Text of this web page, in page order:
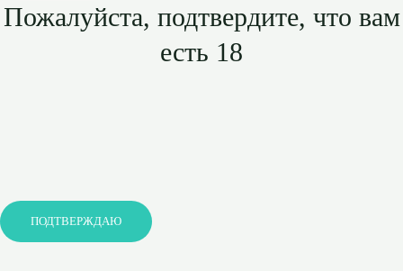
Пожалуйста, подтвердите, что вам
есть 18
ПОДТВЕРЖДАЮ